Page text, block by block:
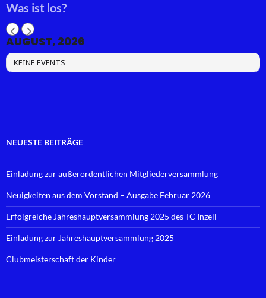
Was ist los?
AUGUST, 2026
KEINE EVENTS
NEUESTE BEITRÄGE
Einladung zur außerordentlichen Mitgliederversammlung
Neuigkeiten aus dem Vorstand – Ausgabe Februar 2026
Erfolgreiche Jahreshauptversammlung 2025 des TC Inzell
Einladung zur Jahreshauptversammlung 2025
Clubmeisterschaft der Kinder